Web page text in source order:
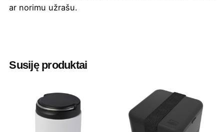
ar norimu užrašu.
14 cm
PBT plastikas
Susiję produktai